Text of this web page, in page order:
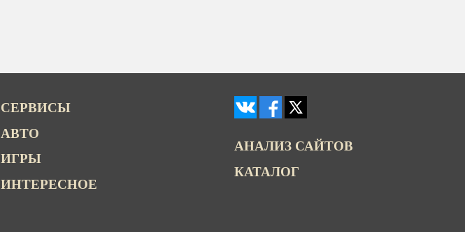
СЕРВИСЫ
АВТО
ИГРЫ
ИНТЕРЕСНОЕ
АНАЛИЗ САЙТОВ
КАТАЛОГ